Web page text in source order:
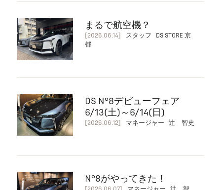
まるで航空機？
[2026.06.14]
スタッフ DS STORE 京
都
DS N°8デビューフェア
6/13(土)～6/14(日)
[2026.06.12] マネージャー 辻 智史
N°8がやってきた！